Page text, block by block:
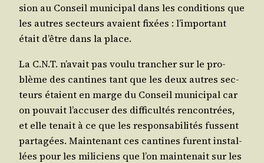
sion au Conseil muni­ci­pal dans les condi­tions que
les autres sec­teurs avaient fixées : l’im­por­tant
était d’être dans la place.
La C.N.T. n’a­vait pas vou­lu tran­cher sur le pro­
blème des can­tines tant que les deux autres sec­
teurs étaient en marge du Conseil muni­ci­pal car
on pou­vait l’ac­cu­ser des dif­fi­cul­tés ren­con­trées,
et elle tenait à ce que les res­pon­sa­bi­li­tés fussent
par­ta­gées. Main­te­nant ces can­tines furent ins­tal­
lées pour les mili­ciens que l’on main­te­nait sur les